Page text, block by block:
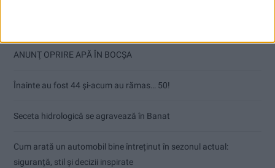
ANUNŢ OPRIRE APĂ ÎN BOCȘA
Înainte au fost 44 și-acum au rămas… 50!
Seceta hidrologică se agravează în Banat
Cum arată un automobil bine întreținut în sezonul actual:
siguranță, stil și decizii inspirate